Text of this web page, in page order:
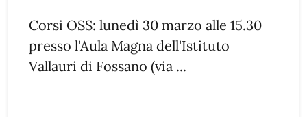
Corsi OSS: lunedì 30 marzo alle 15.30
presso l'Aula Magna dell'Istituto
Vallauri di Fossano (via ...